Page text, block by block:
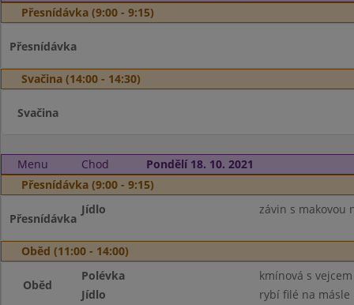
Přesnídávka (9:00 - 9:15)
Přesnídávka
Svačina (14:00 - 14:30)
Svačina
Menu Chod
Pondělí 18. 10. 2021
Přesnídávka (9:00 - 9:15)
Přesnídávka
Jídlo závin s makovou
Oběd (11:00 - 14:00)
Oběd
Polévka
kmínová s vejcem
Jídlo
rybí filé na másle